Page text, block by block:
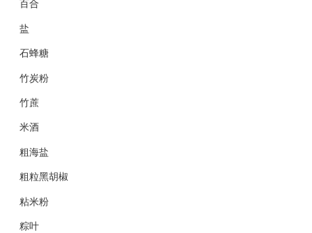
百合
盐
石蜂糖
竹炭粉
竹蔗
米酒
粗海盐
粗粒黑胡椒
粘米粉
粽叶